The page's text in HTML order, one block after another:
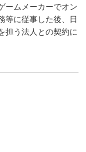
ームメーカーでオン
等に従事した後、日
担う法人との契約に